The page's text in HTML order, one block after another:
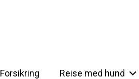
Forsikring Reise med hund